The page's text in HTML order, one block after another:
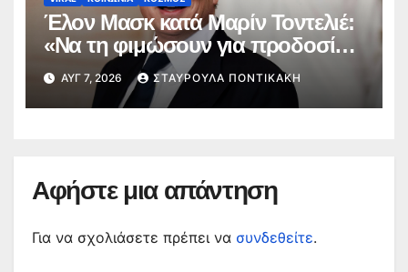
Έλον Μασκ κατά Μαρίν Τοντελιέ:
«Να τη φιμώσουν για προδοσία»
– Η σκληρή απάντηση
ΑΥΓ 7, 2026 ΣΤΑΥΡΟΎΛΑ ΠΟΝΤΙΚΆΚΗ
Αφήστε μια απάντηση
Για να σχολιάσετε πρέπει να συνδεθείτε.